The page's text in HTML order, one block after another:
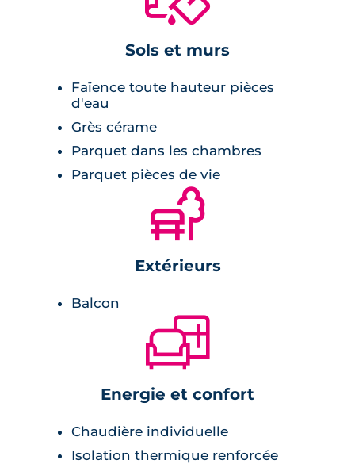
Les appartements ont été agencés de façon à
être plus en phase avec les modes de vie
grâce à des puits de lumière. Ils sont une
alliance parfaite entre confort et élégance.
Les résidents seront ravis de vivre dans des
d’espaces de rangement généreux.
Un des T2 dispose d'un balcon, parfait pour
s'immerger dans l'ambiance de Bordeaux.
Sols et murs
Faïence toute hauteur pièces
d'eau
Grès cérame
Parquet dans les chambres
Parquet pièces de vie
🌲
Extérieurs
Balcon
🛋
Energie et confort
Chaudière individuelle
Isolation thermique renforcée